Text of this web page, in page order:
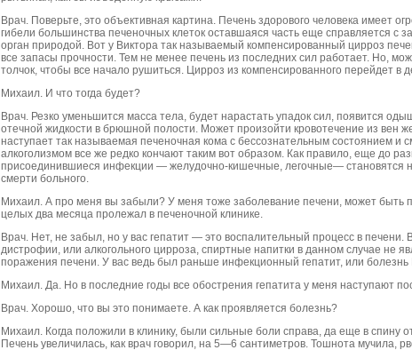
Врач. Поверьте, это объективная картина. Печень здорового человека имеет
гибели большинства печеночных клеток оставшаяся часть еще справляется с
орган природой. Вот у Виктора так называемый компенсированный цирроз
все запасы прочности. Тем не менее печень из последних сил работает. Но,
толчок, чтобы все начало рушиться. Цирроз из компенсированного перейдет в
Михаил. И что тогда будет?
Врач. Резко уменьшится масса тела, будет нарастать упадок сил, появится
отечной жидкости в брюшной полости. Может произойти кровотечение из вен
наступает так называемая печеночная кома с бессознательным состоянием и
алкоголизмом все же редко кончают таким вот образом. Как правило, еще до
присоединившиеся инфекции — желудочно-кишечные, легочные— становятся
смерти больного.
Михаил. А про меня вы забыли? У меня тоже заболевание печени, может быть
целых два месяца пролежал в печеночной клинике.
Врач. Нет, не забыл, но у вас гепатит — это воспалительный процесс в печени.
дистрофии, или алкогольного цирроза, спиртные напитки в данном случае не
поражения печени. У вас ведь был раньше инфекционный гепатит, или болезнь
Михаил. Да. Но в последние годы все обострения гепатита у меня наступают
Врач. Хорошо, что вы это понимаете. А как проявляется болезнь?
Михаил. Когда положили в клинику, были сильные боли справа, да еще в спину
Печень увеличилась, как врач говорил, на 5—6 сантиметров. Тошнота мучила,